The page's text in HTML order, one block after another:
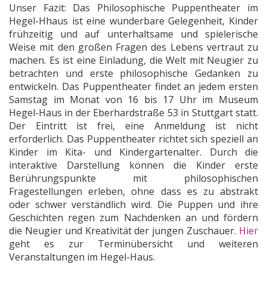
Unser Fazit: Das Philosophische Puppentheater im
Hegel-Hhaus ist eine wunderbare Gelegenheit, Kinder
frühzeitig und auf unterhaltsame und spielerische
Weise mit den großen Fragen des Lebens vertraut zu
machen. Es ist eine Einladung, die Welt mit Neugier zu
betrachten und erste philosophische Gedanken zu
entwickeln. Das Puppentheater findet an jedem ersten
Samstag im Monat von 16 bis 17 Uhr im Museum
Hegel-Haus in der Eberhardstraße 53 in Stuttgart statt.
Der Eintritt ist frei, eine Anmeldung ist nicht
erforderlich. Das Puppentheater richtet sich speziell an
Kinder im Kita- und Kindergartenalter. Durch die
interaktive Darstellung können die Kinder erste
Berührungspunkte mit philosophischen
Fragestellungen erleben, ohne dass es zu abstrakt
oder schwer verständlich wird. Die Puppen und ihre
Geschichten regen zum Nachdenken an und fördern
die Neugier und Kreativität der jungen Zuschauer. Hier
geht es zur Terminübersicht und weiteren
Veranstaltungen im Hegel-Haus.